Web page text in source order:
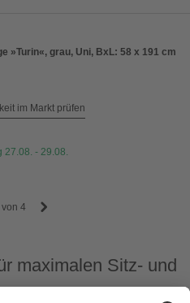
»Turin«, grau, Uni, BxL: 58 x 191 cm
im Markt prüfen
27.08. - 29.08.
von 4
maximalen Sitz- und